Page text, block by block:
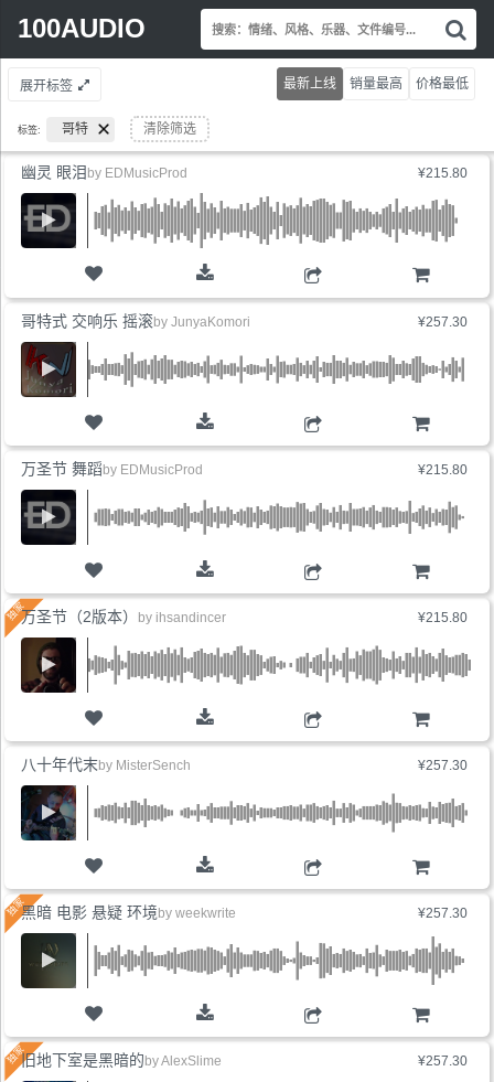
100AUDIO
Search
索
情
绪
乐
展开标签
标签: 哥特 清除筛选
最新上线 销量最高 价格最低
¥215.80
幽灵 眼泪 by EDMusicProd
¥257.30
购物车
哥特式 交响乐 摇滚 by JunyaKomori
¥215.80
购物车
万圣节 舞蹈 by EDMusicProd
¥215.80
购物车
万圣节（2版本） by ihsandincer
¥257.30
购物车
八十年代末by MisterSench
¥257.30
购物车
黑暗 电影 悬疑 环境 by weekwrite
¥257.30
旧地下室是黑暗的 byAlexSlime